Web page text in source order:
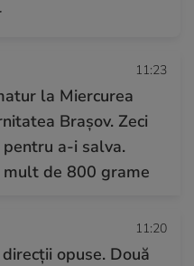
11:23
la Miercurea
Brașov. Zeci
a-i salva.
mult de 800 grame
11:20
opuse. Două